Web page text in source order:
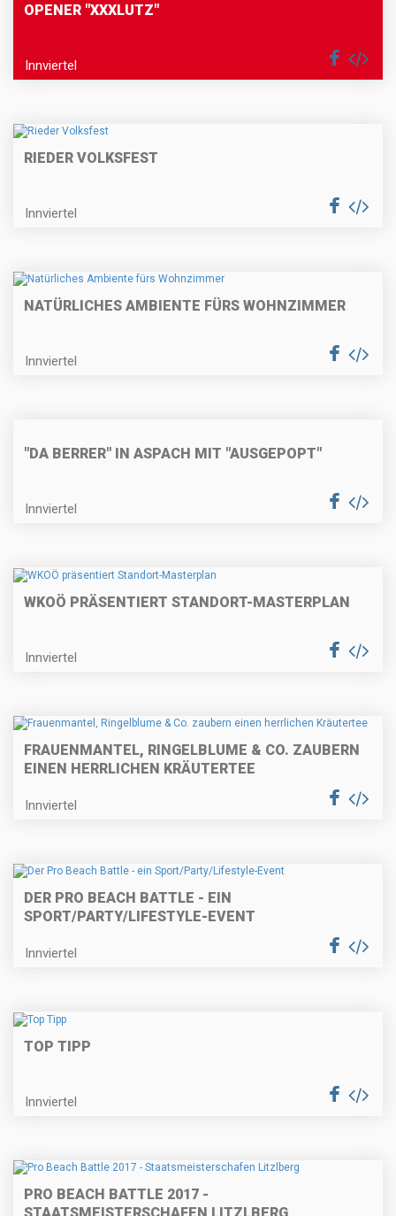
OPENER "XXXLUTZ"
Innviertel
RIEDER VOLKSFEST
Innviertel
NATÜRLICHES AMBIENTE FÜRS WOHNZIMMER
Innviertel
"DA BERRER" IN ASPACH MIT "AUSGEPOPT"
Innviertel
WKOÖ PRÄSENTIERT STANDORT-MASTERPLAN
Innviertel
FRAUENMANTEL, RINGELBLUME & CO. ZAUBERN
EINEN HERRLICHEN KRÄUTERTEE
Innviertel
DER PRO BEACH BATTLE - EIN
SPORT/PARTY/LIFESTYLE-EVENT
Innviertel
TOP TIPP
Innviertel
PRO BEACH BATTLE 2017 -